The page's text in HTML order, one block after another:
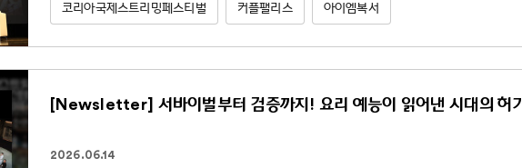
코리아국제스트리밍페스티벌 커플팰리스 아이엠복서
[Newsletter] 서바이벌부터 검증까지! 요리 예능이 읽어낸 시대의 허기
2026.06.14